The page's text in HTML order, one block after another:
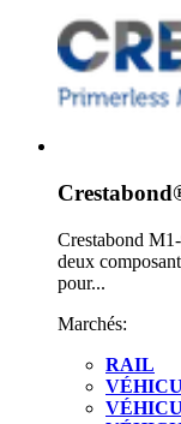
Crestabond
deux
pour...
Marchés:
RAIL